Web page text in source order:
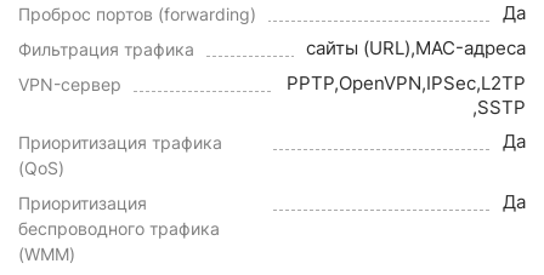
Проброс портов (forwarding) Да
Фильтрация трафика сайты (URL),MAC-адреса
VPN-сервер
PPTP,OpenVPN,IPSec,L2TP
,SSTP
Приоритизация трафика
(QoS)
Да
Приоритизация
беспроводного трафика
(WMM)
Да